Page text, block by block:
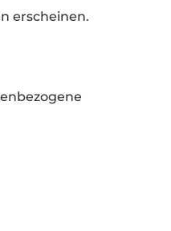
erscheinen.